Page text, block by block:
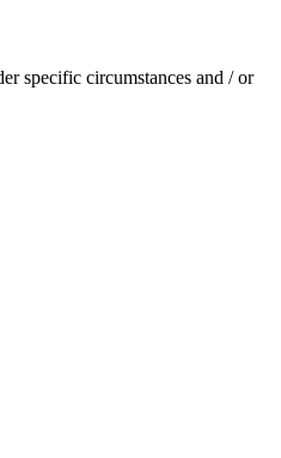
specific circumstances and / or